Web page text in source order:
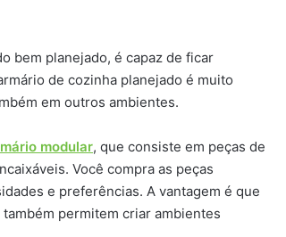
bem planejado, é capaz de ficar
de cozinha planejado é muito
em outros ambientes.
modular, que consiste em peças de
Você compra as peças
e preferências. A vantagem é que
permitem criar ambientes